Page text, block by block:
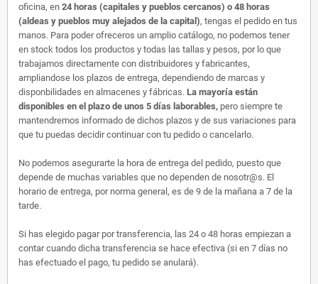
oficina, en 24 horas (capitales y pueblos cercanos) o 48 horas
(aldeas y pueblos muy alejados de la capital), tengas el pedido en tus
manos. Para poder ofreceros un amplio catálogo, no podemos tener
en stock todos los productos y todas las tallas y pesos, por lo que
trabajamos directamente con distribuidores y fabricantes,
ampliandose los plazos de entrega, dependiendo de marcas y
disponbilidades en almacenes y fábricas. La mayoría están
disponibles en el plazo de unos 5 días laborables, pero siempre te
mantendremos informado de dichos plazos y de sus variaciones para
que tu puedas decidir continuar con tu pedido o cancelarlo.
No podemos asegurarte la hora de entrega del pedido, puesto que
depende de muchas variables que no dependen de nosotr@s. El
horario de entrega, por norma general, es de 9 de la mañana a 7 de la
tarde.
Si has elegido pagar por transferencia, las 24 o 48 horas empiezan a
contar cuando dicha transferencia se hace efectiva (si en 7 días no
has efectuado el pago, tu pedido se anulará).